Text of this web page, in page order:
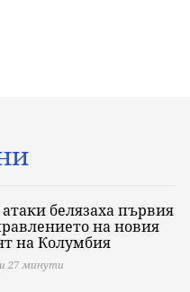
белязаха първия
на новия
на Колумбия
27 минути